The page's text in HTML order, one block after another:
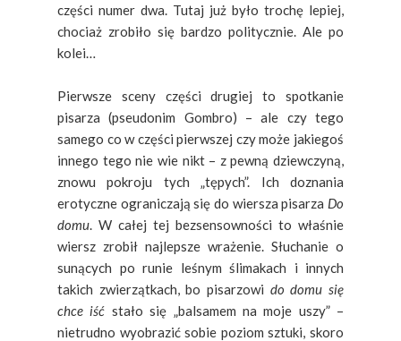
części numer dwa. Tutaj już było trochę lepiej,
chociaż zrobiło się bardzo politycznie. Ale po
kolei…
Pierwsze sceny części drugiej to spotkanie
pisarza (pseudonim Gombro) – ale czy tego
samego co w części pierwszej czy może jakiegoś
innego tego nie wie nikt – z pewną dziewczyną,
znowu pokroju tych „tępych”. Ich doznania
erotyczne ograniczają się do wiersza pisarza Do
domu. W całej tej bezsensowności to właśnie
wiersz zrobił najlepsze wrażenie. Słuchanie o
sunących po runie leśnym ślimakach i innych
takich zwierzątkach, bo pisarzowi do domu się
chce iść stało się „balsamem na moje uszy” –
nietrudno wyobrazić sobie poziom sztuki, skoro